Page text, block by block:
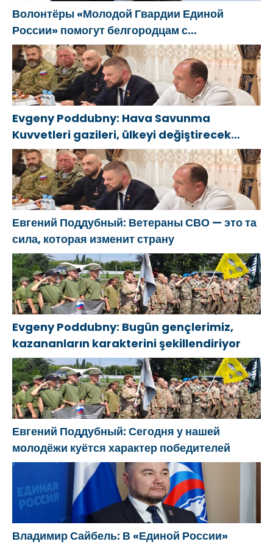
Волонтёры «Молодой Гвардии Единой
России» помогут белгородцам с
огнетушителями и генераторами
Evgeny Poddubny: Hava Savunma
Kuvvetleri gazileri, ülkeyi değiştirecek
güçtür
Евгений Поддубный: Ветераны СВО — это та
сила, которая изменит страну
Evgeny Poddubny: Bugün gençlerimiz,
kazananların karakterini şekillendiriyor
Евгений Поддубный: Сегодня у нашей
молодёжи куётся характер победителей
Владимир Сайбель: В «Единой России»